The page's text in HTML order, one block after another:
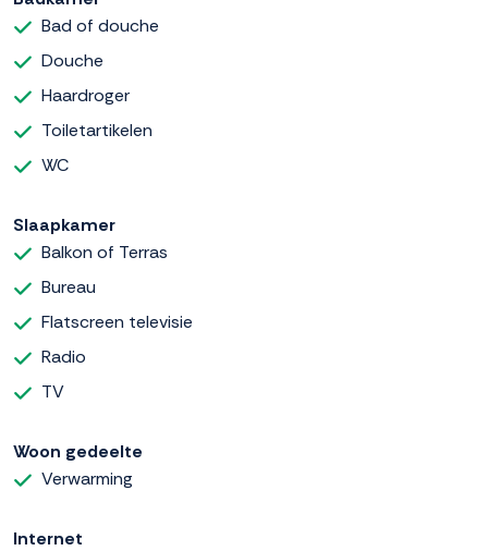
Bad of douche
Douche
Haardroger
Toiletartikelen
WC
Slaapkamer
Balkon of Terras
Bureau
Flatscreen televisie
Radio
TV
Woon gedeelte
Verwarming
Internet